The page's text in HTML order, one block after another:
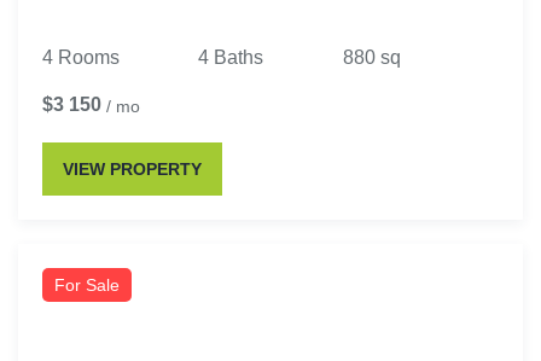
4 Rooms 4 Baths 880 sq
$3 150 / mo
VIEW PROPERTY
For Sale